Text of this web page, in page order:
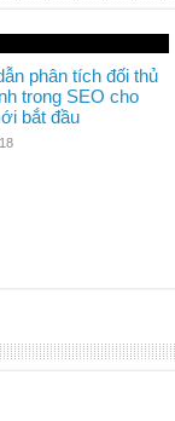
phân tích đối thủ
trong SEO cho
bắt đầu